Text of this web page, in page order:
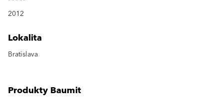
2012
Lokalita
Bratislava
Produkty Baumit